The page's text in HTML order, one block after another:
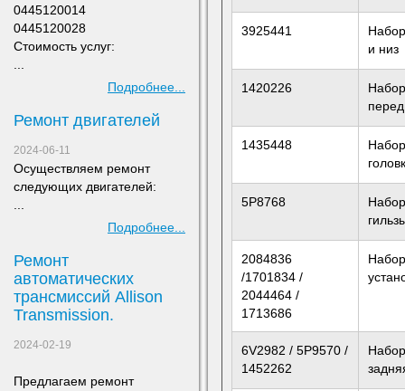
3925441
и низ
1420226
1435448
5P8768
2084836
/1701834 /
2044464 /
1713686
6V2982 / 5P9570 /
1452262
0445120014
0445120028
Стоимость услуг:
Подробнее...
Ремонт двигателей
2024-06-11
Осуществляем ремонт
следующих двигателей:
Подробнее...
Ремонт
автоматических
трансмиссий Allison
Transmission.
2024-02-19
Предлагаем ремонт